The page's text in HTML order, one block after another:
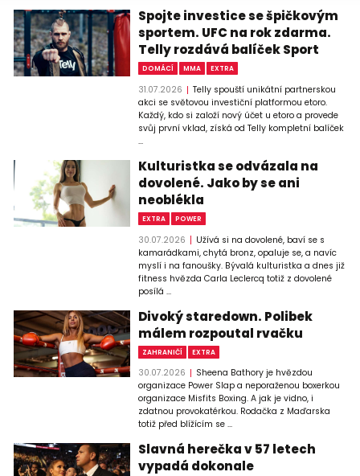
Spojte investice se špičkovým
sportem. UFC na rok zdarma.
Telly rozdává balíček Sport
DOMÁCÍ MMA EXTRA
31.07.2026
Telly spouští unikátní partnerskou
akci se světovou investiční platformou etoro.
Každý, kdo si založí nový účet u etoro a provede
svůj první vklad, získá od Telly kompletní balíček
...
Kulturistka se odvázala na
dovolené. Jako by se ani
neoblékla
EXTRA POWER
30.07.2026
Užívá si na dovolené, baví se s
kamarádkami, chytá bronz, opaluje se, a navíc
myslí i na fanoušky. Bývalá kulturistka a dnes již
fitness hvězda Carla Leclercq totiž z dovolené
posílá ...
Divoký staredown. Polibek
málem rozpoutal rvačku
ZAHRANIČÍ EXTRA
30.07.2026
Sheena Bathory je hvězdou
organizace Power Slap a neporaženou boxerkou
organizace Misfits Boxing. A jak je vidno, i
zdatnou provokatérkou. Rodačka z Maďarska
totiž před blížícím se ...
Slavná herečka v 57 letech
vypadá dokonale